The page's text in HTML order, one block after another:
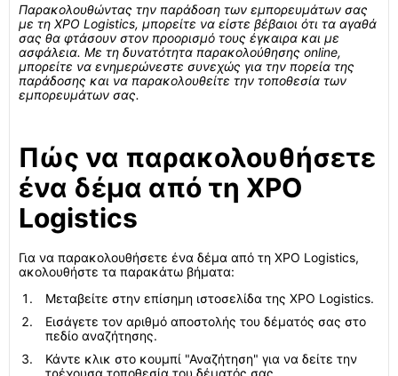
Παρακολουθώντας την παράδοση των εμπορευμάτων σας
με τη XPO Logistics, μπορείτε να είστε βέβαιοι ότι τα αγαθά
σας θα φτάσουν στον προορισμό τους έγκαιρα και με
ασφάλεια. Με τη δυνατότητα παρακολούθησης online,
μπορείτε να ενημερώνεστε συνεχώς για την πορεία της
παράδοσης και να παρακολουθείτε την τοποθεσία των
εμπορευμάτων σας.
Πώς να παρακολουθήσετε
ένα δέμα από τη XPO
Logistics
Για να παρακολουθήσετε ένα δέμα από τη XPO Logistics,
ακολουθήστε τα παρακάτω βήματα:
Μεταβείτε στην επίσημη ιστοσελίδα της XPO Logistics.
Εισάγετε τον αριθμό αποστολής του δέματός σας στο
πεδίο αναζήτησης.
Κάντε κλικ στο κουμπί "Αναζήτηση" για να δείτε την
τρέχουσα τοποθεσία του δέματός σας.